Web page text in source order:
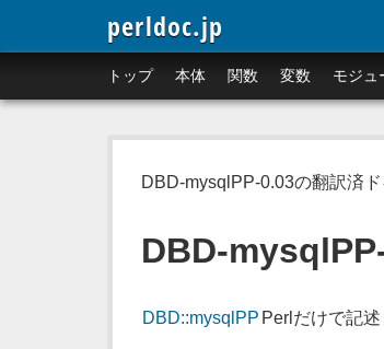
perldoc.jp
トップ 本体 関数 変数 モジュ
DBD-mysqlPP-0.03の翻訳済
DBD-
DBD::mysqlPP Perlだけで記